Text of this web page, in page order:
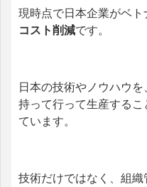
現時点で日本企業がベト
コスト削減です。
日本の技術やノウハウ
持って行って生産する
ています。
技術だけではなく、組